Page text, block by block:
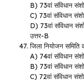
B) 73वां संविधान
C) 73वां संविधान
D) 73वां संविधान
उत्तर-B
जिला नियोजन
A) 74वां संविधान
B) 73वां संविधान
C) 72वां संविधान